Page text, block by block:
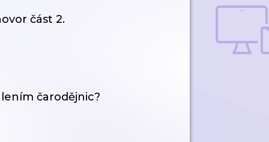
část 2.
čarodějnic?